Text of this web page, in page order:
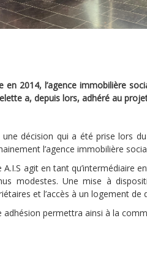
en 2014, l’agence immobilière
a, depuis lors, adhéré au
une décision qui a été prise lors
l’agence immobilière
A.I.S agit en tant qu’intermédiaire
modestes. Une mise à
et l’accès à un logement
adhésion permettra ainsi à la